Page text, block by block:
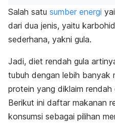
Salah satu sumber energi
dari dua jenis, yaitu
sederhana, yakni gula.
Jadi, diet rendah gula
tubuh dengan lebih banyak
protein yang diklaim rendah
Berikut ini daftar makanan
konsumsi sebagai pilihan